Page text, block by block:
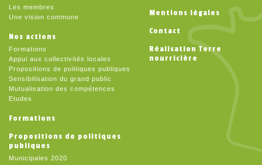
Les membres
Une vision commune
Nos actions
Formations
Appui aux collectivités locales
Propositions de politiques publiques
Sensibilisation du grand public
Mutualisation des compétences
Etudes
Formations
Propositions de politiques
publiques
Municipales 2020
Mentions légales
Contact
Réalisation Terre
nourricière